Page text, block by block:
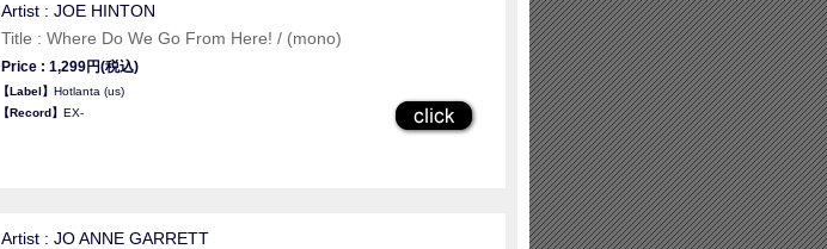
Artist : JOE HINTON
Title : Where Do We Go From Here! / (mono)
Price : 1,299円(税込)
【Label】 Hotlanta (us)
【Record】 EX-
Artist : JO ANNE GARRETT